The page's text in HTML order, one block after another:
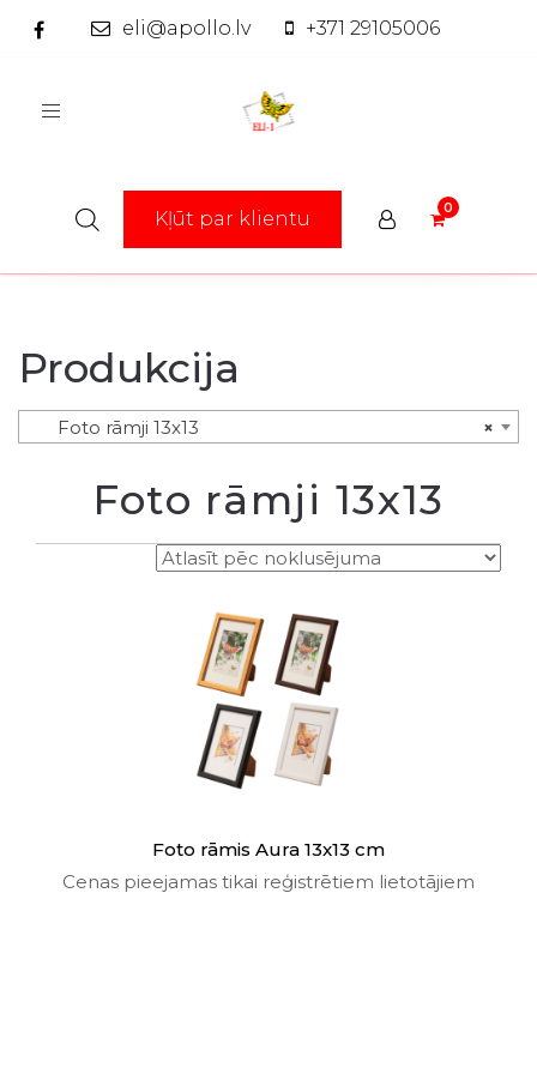
eli@apollo.lv +371 29105006
Toggle
Kļūt par klientu
Produkcija
×
Foto rāmji 13x13
Foto rāmji 13x13
Foto rāmis Aura 13x13 cm
Cenas pieejamas tikai reģistrētiem lietotājiem